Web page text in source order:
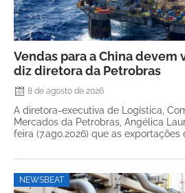
Vendas para a China devem
diz diretora da Petrobras
8 de agosto de 2026
A diretora-executiva de Logística,
Mercados da Petrobras, Angélica
feira (7.ago.2026) que as exportações
NEWSBEAT